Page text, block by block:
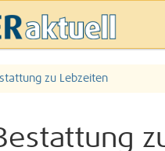
zu Lebzeiten